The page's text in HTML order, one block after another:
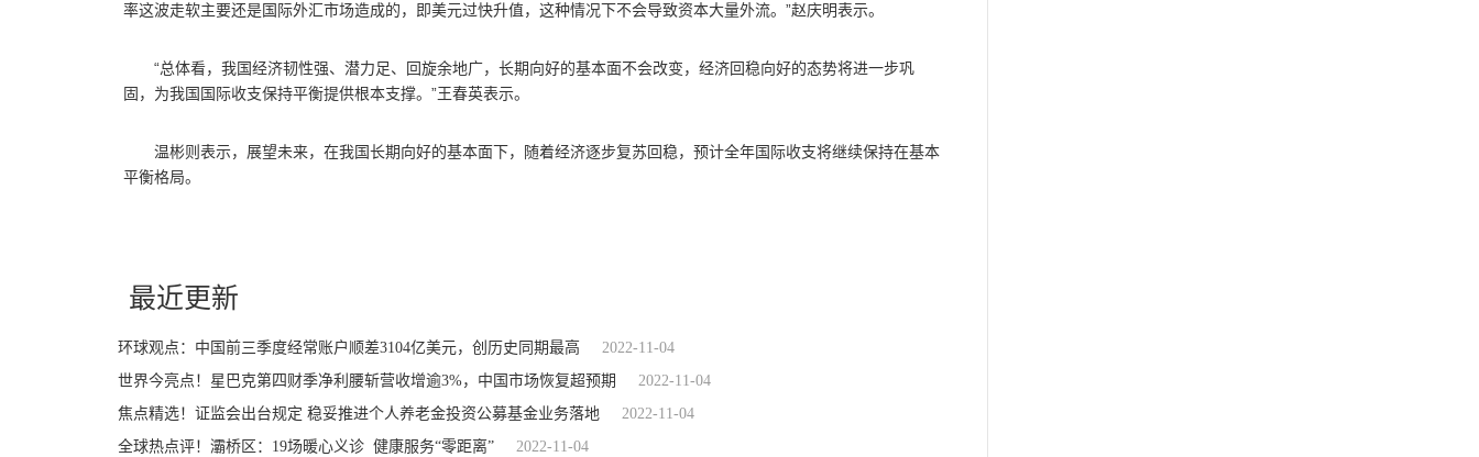
率这波走软主要还是国际外汇市场造成的，即美元过快升值，这种情况下不会导致资本大量外流。”赵庆明表示。
“总体看，我国经济韧性强、潜力足、回旋余地广，长期向好的基本面不会改变，经济回稳向好的态势将进一步巩
固，为我国国际收支保持平衡提供根本支撑。”王春英表示。
温彬则表示，展望未来，在我国长期向好的基本面下，随着经济逐步复苏回稳，预计全年国际收支将继续保持在基本
平衡格局。
最近更新
环球观点：中国前三季度经常账户顺差3104亿美元，创历史同期最高
2022-11-04
世界今亮点！星巴克第四财季净利腰斩营收增逾3%，中国市场恢复超预期
2022-11-04
焦点精选！证监会出台规定 稳妥推进个人养老金投资公募基金业务落地
2022-11-04
全球热点评！灞桥区：19场暖心义诊 健康服务“零距离”
2022-11-04